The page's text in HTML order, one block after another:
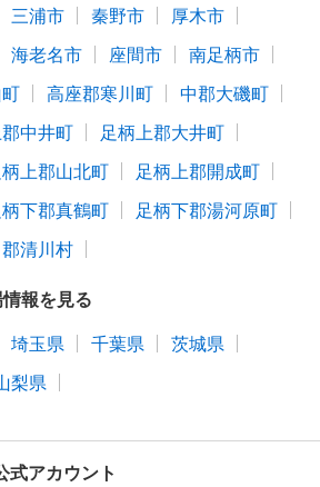
三浦市 秦野市
厚木市
海老名市 座間市
南足柄市
高座郡寒川町
中郡大磯町
中井町
足柄上郡大井町
上郡山北町
足柄上郡開成町
下郡真鶴町
足柄下郡湯河原町
清川村
報を見る
埼玉県 千葉県
茨城県
梨県
アカウント